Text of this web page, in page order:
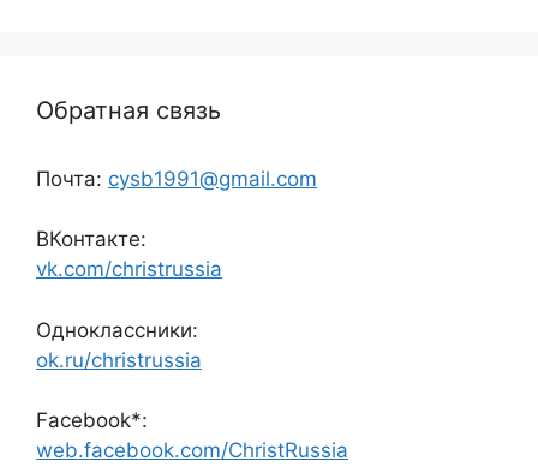
Обратная связь
Почта: cysb1991@gmail.com
ВКонтакте:
vk.com/christrussia
Одноклассники:
ok.ru/christrussia
Facebook*:
web.facebook.com/ChristRussia